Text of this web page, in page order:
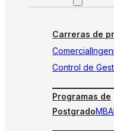
Carreras de
Comercial
Control de
Programas de
PostgradoMBA